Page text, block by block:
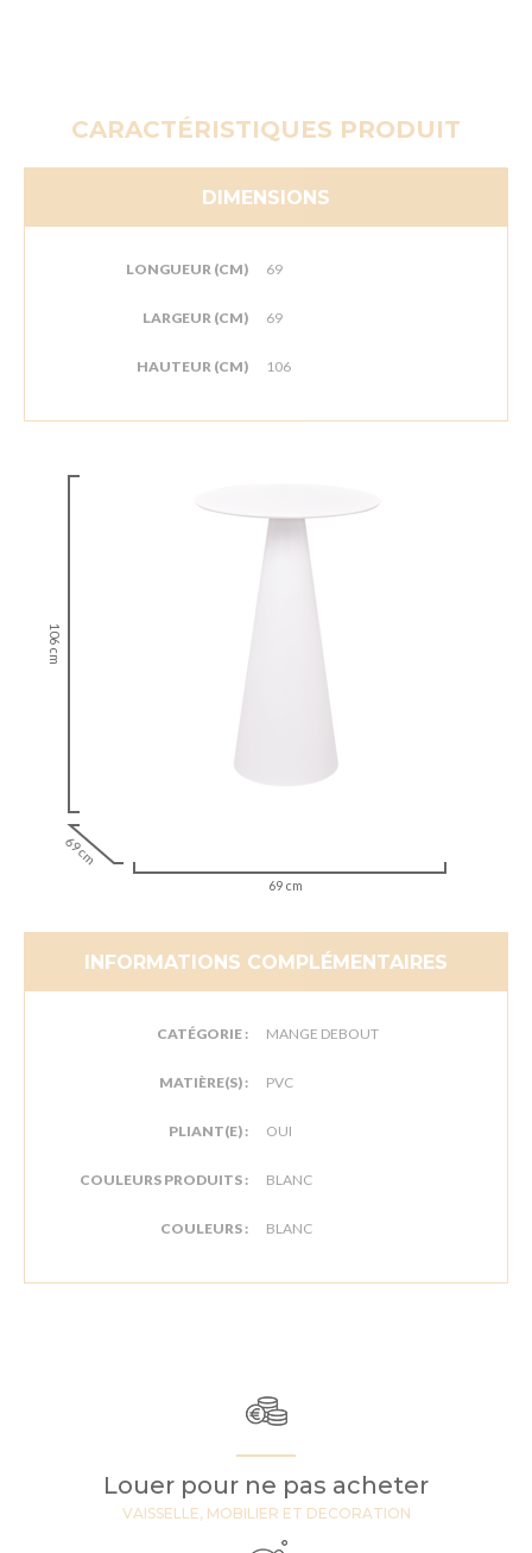
CARACTÉRISTIQUES PRODUIT
DIMENSIONS
LONGUEUR (CM) 69
LARGEUR (CM) 69
HAUTEUR (CM) 106
106 cm
69 cm
69 cm
INFORMATIONS COMPLÉMENTAIRES
CATÉGORIE : MANGE DEBOUT
MATIÈRE(S) : PVC
PLIANT(E) : OUI
COULEURS PRODUITS : BLANC
COULEURS : BLANC
Louer pour ne pas acheter
VAISSELLE, MOBILIER ET DECORATION